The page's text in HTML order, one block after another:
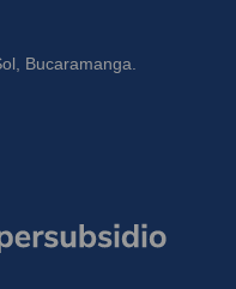
Bucaramanga.